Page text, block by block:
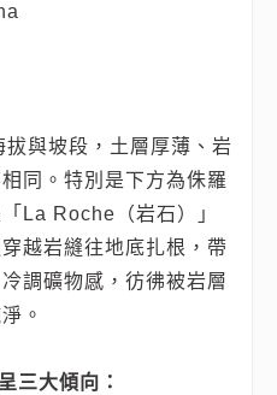
與坡段，土層厚薄、岩
同。特別是下方為侏羅
La Roche（岩石）」
越岩縫往地底扎根，帶
調礦物感，彷彿被岩層
。
三大傾向：